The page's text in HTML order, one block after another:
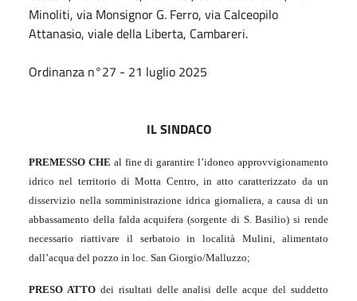
Minoliti, via Monsignor G. Ferro, via Calceopilo
Attanasio, viale della Liberta, Cambareri.
Ordinanza n°27 - 21 luglio 2025
IL SINDACO
PREMESSO CHE al fine di garantire l’idoneo approvvigionamento
idrico nel territorio di Motta Centro, in atto caratterizzato da un
disservizio nella somministrazione idrica giornaliera, a causa di un
abbassamento della falda acquifera (sorgente di S. Basilio) si rende
necessario riattivare il serbatoio in località Mulini, alimentato
dall’acqua del pozzo in loc. San Giorgio/Malluzzo;
PRESO ATTO dei risultati delle analisi delle acque del suddetto